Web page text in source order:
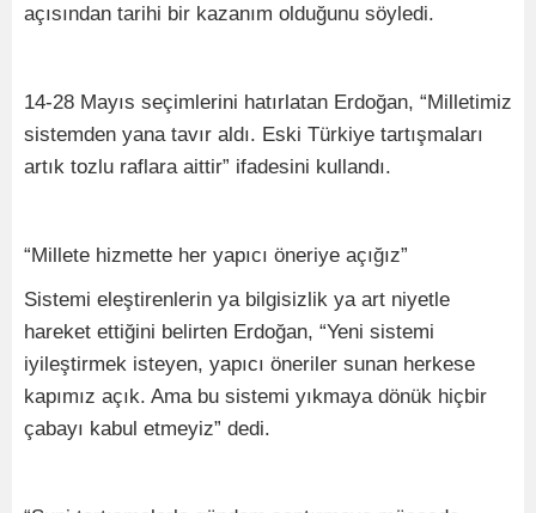
açısından tarihi bir kazanım olduğunu söyledi.
14-28 Mayıs seçimlerini hatırlatan Erdoğan, “Milletimiz
sistemden yana tavır aldı. Eski Türkiye tartışmaları
artık tozlu raflara aittir” ifadesini kullandı.
“Millete hizmette her yapıcı öneriye açığız”
Sistemi eleştirenlerin ya bilgisizlik ya art niyetle
hareket ettiğini belirten Erdoğan, “Yeni sistemi
iyileştirmek isteyen, yapıcı öneriler sunan herkese
kapımız açık. Ama bu sistemi yıkmaya dönük hiçbir
çabayı kabul etmeyiz” dedi.